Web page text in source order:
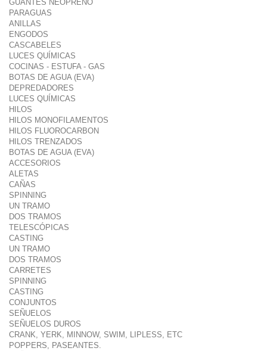
GUANTES NEOPRENO
PARAGUAS
ANILLAS
ENGODOS
CASCABELES
LUCES QUÍMICAS
COCINAS - ESTUFA - GAS
BOTAS DE AGUA (EVA)
DEPREDADORES
LUCES QUÍMICAS
HILOS
HILOS MONOFILAMENTOS
HILOS FLUOROCARBON
HILOS TRENZADOS
BOTAS DE AGUA (EVA)
ACCESORIOS
ALETAS
CAÑAS
SPINNING
UN TRAMO
DOS TRAMOS
TELESCÓPICAS
CASTING
UN TRAMO
DOS TRAMOS
CARRETES
SPINNING
CASTING
CONJUNTOS
SEÑUELOS
SEÑUELOS DUROS
CRANK, YERK, MINNOW, SWIM, LIPLESS, ETC
POPPERS, PASEANTES.